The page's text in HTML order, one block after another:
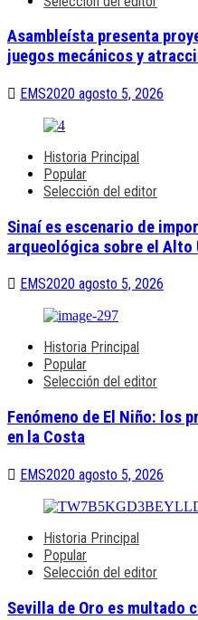
Asambleísta presenta
juegos mecánicos y
EMS2020 agosto 5, 2026
Historia Principal
Popular
Selección del editor
Sinaí es escenario de
arqueológica sobre el Alto
EMS2020 agosto 5, 2026
Historia Principal
Popular
Selección del editor
Fenómeno de El Niño: los
en la Costa
EMS2020 agosto 5, 2026
Historia Principal
Popular
Selección del editor
Sevilla de Oro es multado